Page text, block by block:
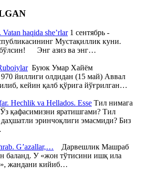
haqida she’rlar1 сентябрь -
Мустақиллик куни.
Энг азиз ва энг…
Буюк Умар Хайём
970 йиллиги олдидан (15 май) Аввал
кейин қалб қўрига йўғрилган…
Hechlik va Hellados. Esse Тил нимага
қафасимизни яратишгами? Тил
эринчоқлиги эмасмиди? Биз
G’azallar,… Дарвешлик Машраб
баланд. У «жон тўтисини ишқ ила
жандани кийиб…